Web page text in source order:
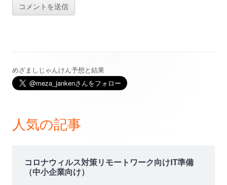
メ
ン
めざましじゃんけん予想と結果
人気の記事
コロナウィルス対策リモートワーク向けIT準備
（中小企業向け）